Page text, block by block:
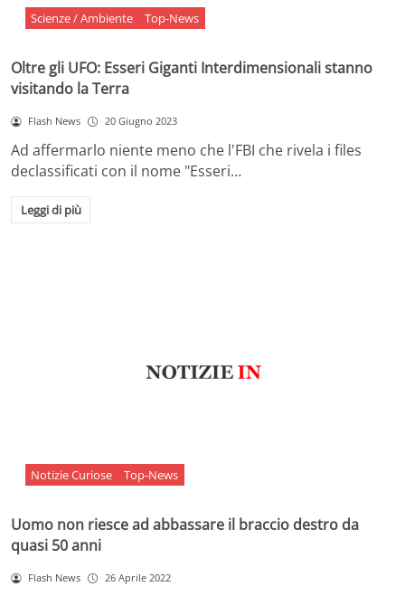
Scienze / Ambiente Top-News
Oltre gli UFO: Esseri Giganti Interdimensionali stanno
visitando la Terra
Flash News 20 Giugno 2023
Ad affermarlo niente meno che l'FBI che rivela i files
declassificati con il nome "Esseri…
Leggi di più
Notizie Curiose Top-News
Uomo non riesce ad abbassare il braccio destro da
quasi 50 anni
Flash News 26 Aprile 2022